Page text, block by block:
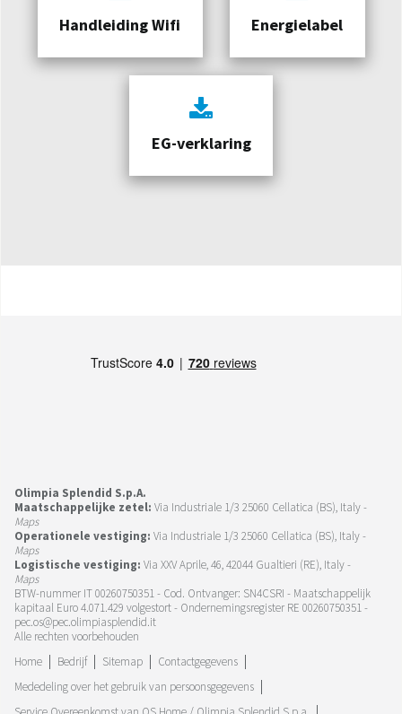
Handleiding Wifi Energielabel
EG-verklaring
Olimpia Splendid S.p.A.
Maatschappelijke zetel: Via Industriale 1/3 25060 Cellatica (BS), Italy -
Maps
Operationele vestiging: Via Industriale 1/3 25060 Cellatica (BS), Italy -
Maps
Logistische vestiging: Via XXV Aprile, 46, 42044 Gualtieri (RE), Italy -
Maps
BTW-nummer IT 00260750351 - Cod. Ontvanger: SN4CSRI - Maatschappelijk
kapitaal Euro 4.071.429 volgestort - Ondernemingsregister RE 00260750351 -
pec.os@pec.olimpiasplendid.it
Alle rechten voorbehouden
Home
Bedrijf Sitemap
Contactgegevens
Mededeling over het gebruik van persoonsgegevens